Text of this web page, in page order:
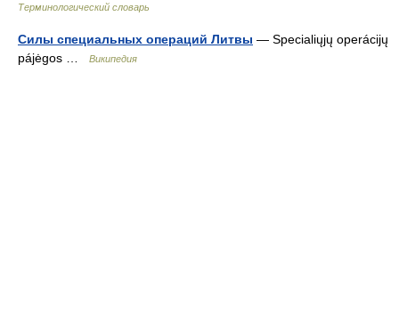
Терминологический словарь
Силы специальных операций Литвы — Specialiųjų operácijų
pájėgos …
Википедия